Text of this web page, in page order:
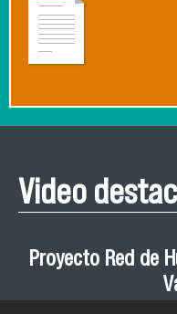
Video
Proyecto Red de